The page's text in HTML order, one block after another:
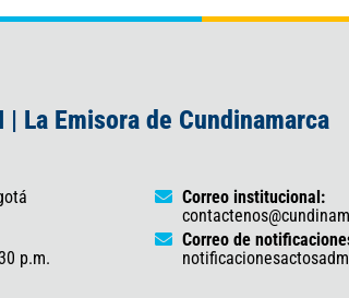
| La Emisora de Cundinamarca
p.m.
Correo institucional:
Correo de